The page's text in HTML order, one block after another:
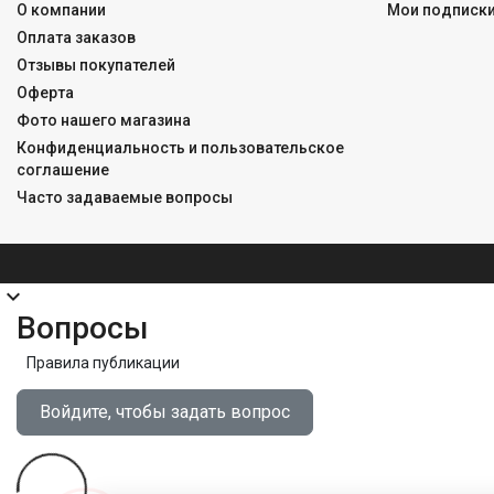
О компании
Оплата заказов
Отзывы покупателей
Оферта
Фото нашего магазина
Конфиденциальность и пользовательское
соглашение
Часто задаваемые вопросы
Мои подписки
expand_more
Вопросы
Правила публикации
Войдите, чтобы задать вопрос